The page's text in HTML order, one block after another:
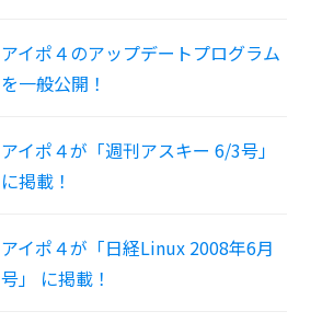
アイポ４のアップデートプログラム
を一般公開！
アイポ４が「週刊アスキー 6/3号」
に掲載！
アイポ４が「日経Linux 2008年6月
号」 に掲載！